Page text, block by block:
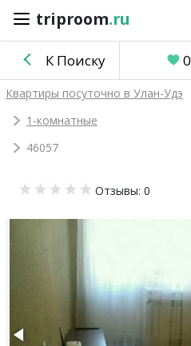
triproom.ru
triproom .ru
Российский
Войти / Зарегистрироваться
объявление
К Поиску 0
Квартиры посуточно в Улан-Удэ
1-комнатные
46057
Отзывы: 0